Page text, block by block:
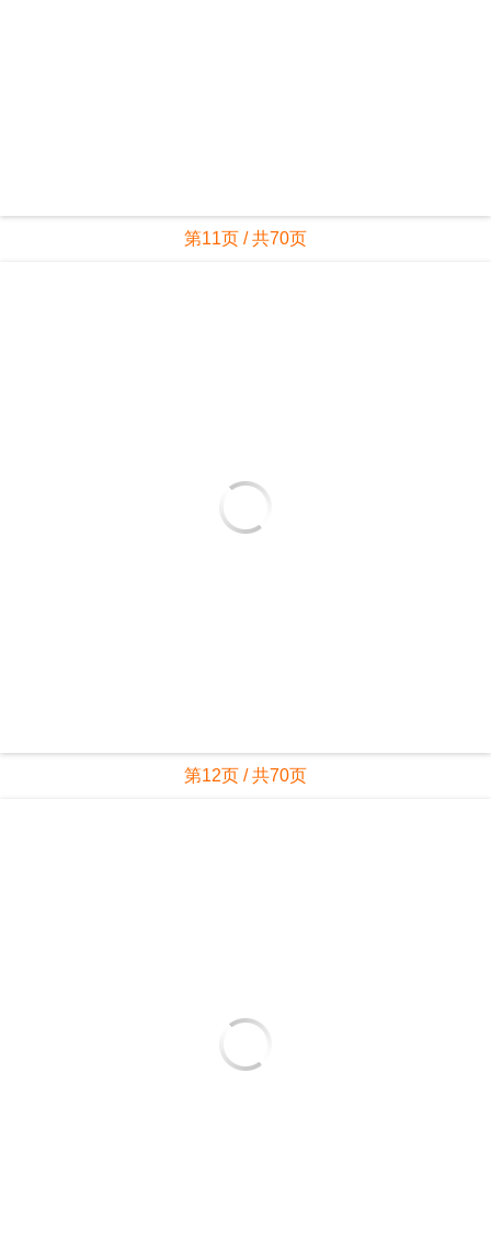
第11页 / 共70页
第12页 / 共70页